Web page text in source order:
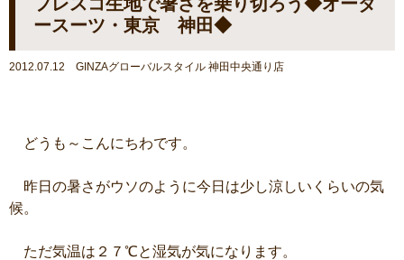
ースーツ・東京 神田◆
2012.07.12 GINZAグローバルスタイル 神田中央通り店
どうも～こんにちわです。
昨日の暑さがウソのように今日は少し涼しいくらいの気
候。
ただ気温は２７℃と湿気が気になります。